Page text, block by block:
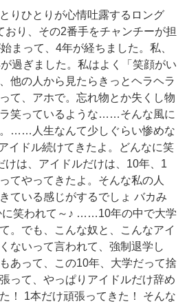
りひとりが心情吐露するロング
おり、その2番手をチャンチーが担
まって、4年が経ちました。私、
過ぎました。私はよく「笑顔がい
他の人から見たらきっとヘラヘラ
て、アホで。忘れ物とか失くし物
笑っているような……そんな風に
……人生なんて少しぐらい惨めな
ドル続けてきたよ。どんなに笑
けは、アイドルだけは、10年、1
てやってきたよ。そんな私の人
いる感じがするでしょ バカみ
に笑われて～♪ ……10年の中で大学
。でも、こんな奴と、こんなアイ
ないって言われて、強制退学し
あって、この10年、大学だって捨
って、やっぱりアイドルだけ辞め
！ 1本だけ頑張ってきた！ そんな